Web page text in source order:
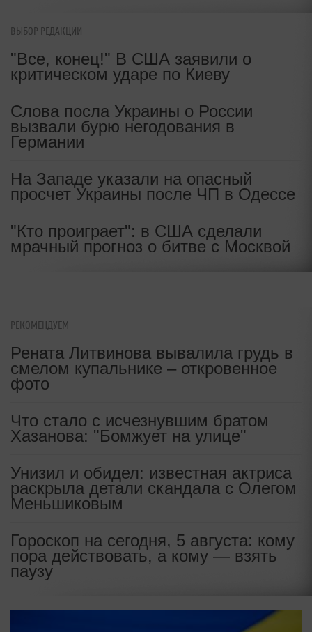
ВЫБОР РЕДАКЦИИ
"Все, конец!" В США заявили о
критическом ударе по Киеву
Слова посла Украины о России
вызвали бурю негодования в
Германии
На Западе указали на опасный
просчет Украины после ЧП в Одессе
"Кто проиграет": в США сделали
мрачный прогноз о битве с Москвой
РЕКОМЕНДУЕМ
Рената Литвинова вывалила грудь в
смелом купальнике – откровенное
фото
Что стало с исчезнувшим братом
Хазанова: "Бомжует на улице"
Унизил и обидел: известная актриса
раскрыла детали скандала с Олегом
Меньшиковым
Гороскоп на сегодня, 5 августа: кому
пора действовать, а кому — взять
паузу